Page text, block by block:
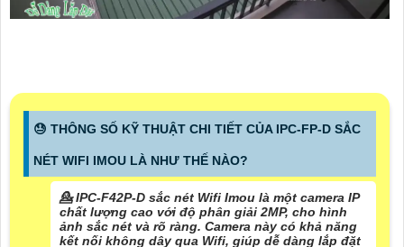
😓 THÔNG SỐ KỸ THUẬT CHI TIẾT CỦA IPC-FP-D SẮC
NÉT WIFI IMOU LÀ NHƯ THẾ NÀO?
💁 IPC-F42P-D sắc nét Wifi Imou là một camera IP
chất lượng cao với độ phân giải 2MP, cho hình
ảnh sắc nét và rõ ràng. Camera này có khả năng
kết nối không dây qua Wifi, giúp dễ dàng lắp đặt